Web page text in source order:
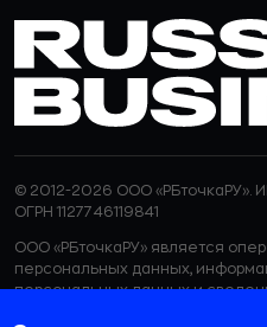
© 2012-2026 ООО «РБточкаРУ».
ОГРН 1127746119841
ООО «РБточкаРУ» является
персональных данных,
персональных данных и